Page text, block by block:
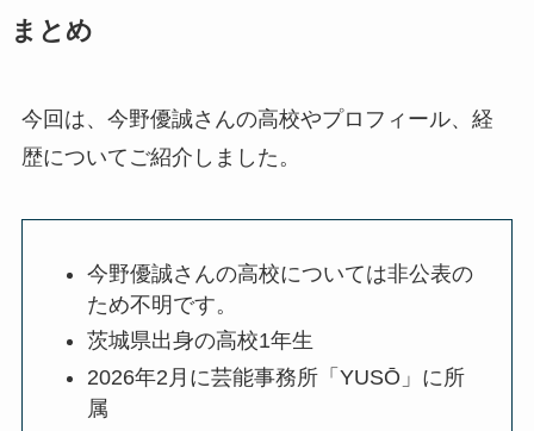
まとめ
今回は、今野優誠さんの高校やプロフィール、経
歴についてご紹介しました。
今野優誠さんの高校については非公表の
ため不明です。
茨城県出身の高校1年生
2026年2月に芸能事務所「YUSŌ」に所
属